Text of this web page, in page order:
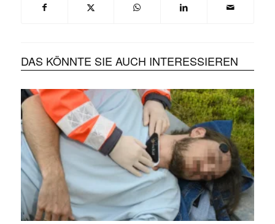
DAS KÖNNTE SIE AUCH INTERESSIEREN